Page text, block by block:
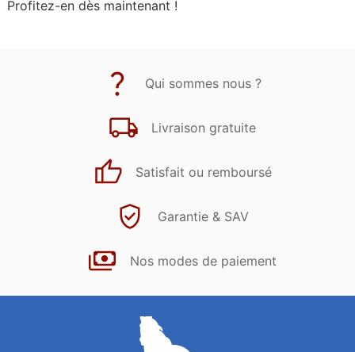
Profitez-en dès maintenant !
Qui sommes nous ?
Livraison gratuite
Satisfait ou remboursé
Garantie & SAV
Nos modes de paiement